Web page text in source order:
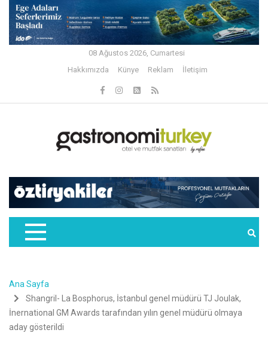
08 Ağustos 2026, Cumartesi
Hakkımızda
Künye Reklam İletişim
Ana Sayfa
Shangril- La Bosphorus, İstanbul genel müdürü TJ Joulak,
İnernational GM Awards tarafından yılın genel müdürü olmaya
aday gösterildi